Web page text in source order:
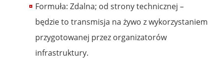
Formuła: Zdalna; od strony technicznej –
będzie to transmisja na żywo z wykorzystaniem
przygotowanej przez organizatorów
infrastruktury.